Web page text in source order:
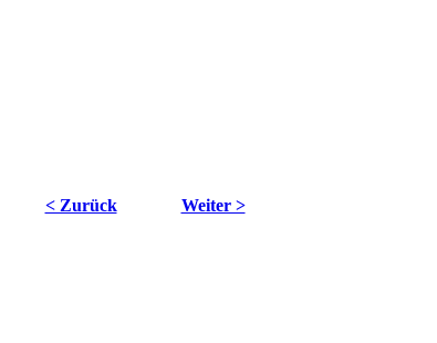
< Zurück Weiter >